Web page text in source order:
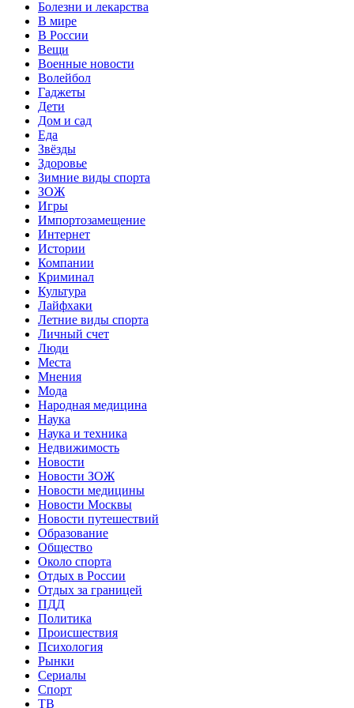
Болезни и лекарства
В мире
В России
Вещи
Военные новости
Волейбол
Гаджеты
Дети
Дом и сад
Еда
Звёзды
Здоровье
Зимние виды спорта
ЗОЖ
Игры
Импортозамещение
Интернет
Истории
Компании
Криминал
Культура
Лайфхаки
Летние виды спорта
Личный счет
Люди
Места
Мнения
Мода
Народная медицина
Наука
Наука и техника
Недвижимость
Новости
Новости ЗОЖ
Новости медицины
Новости Москвы
Новости путешествий
Образование
Общество
Около спорта
Отдых в России
Отдых за границей
ПДД
Политика
Происшествия
Психология
Рынки
Сериалы
Спорт
ТВ